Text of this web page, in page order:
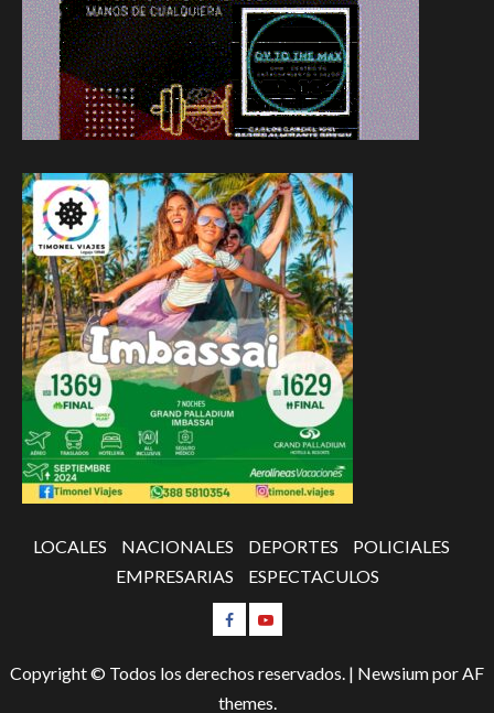
LOCALES NACIONALES DEPORTES
POLICIALES
EMPRESARIAS
ESPECTACULOS
Copyright © Todos los derechos reservados. | Newsiumpor AF
themes.